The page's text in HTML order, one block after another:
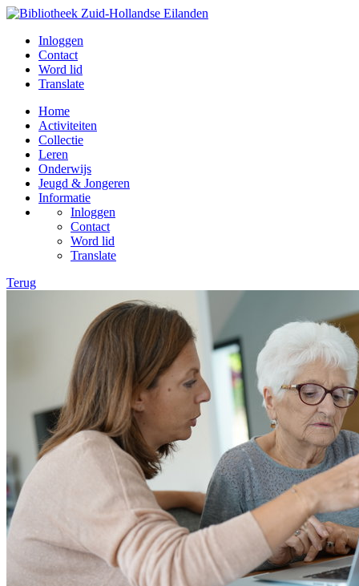
Inloggen
Contact
Word lid
Translate
Home
Activiteiten
Collectie
Leren
Onderwijs
Jeugd & Jongeren
Informatie
Inloggen
Contact
Word lid
Translate
Terug